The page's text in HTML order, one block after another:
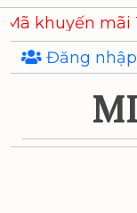
Skip
to
the
content
mãi THYD12
Đăng nhập